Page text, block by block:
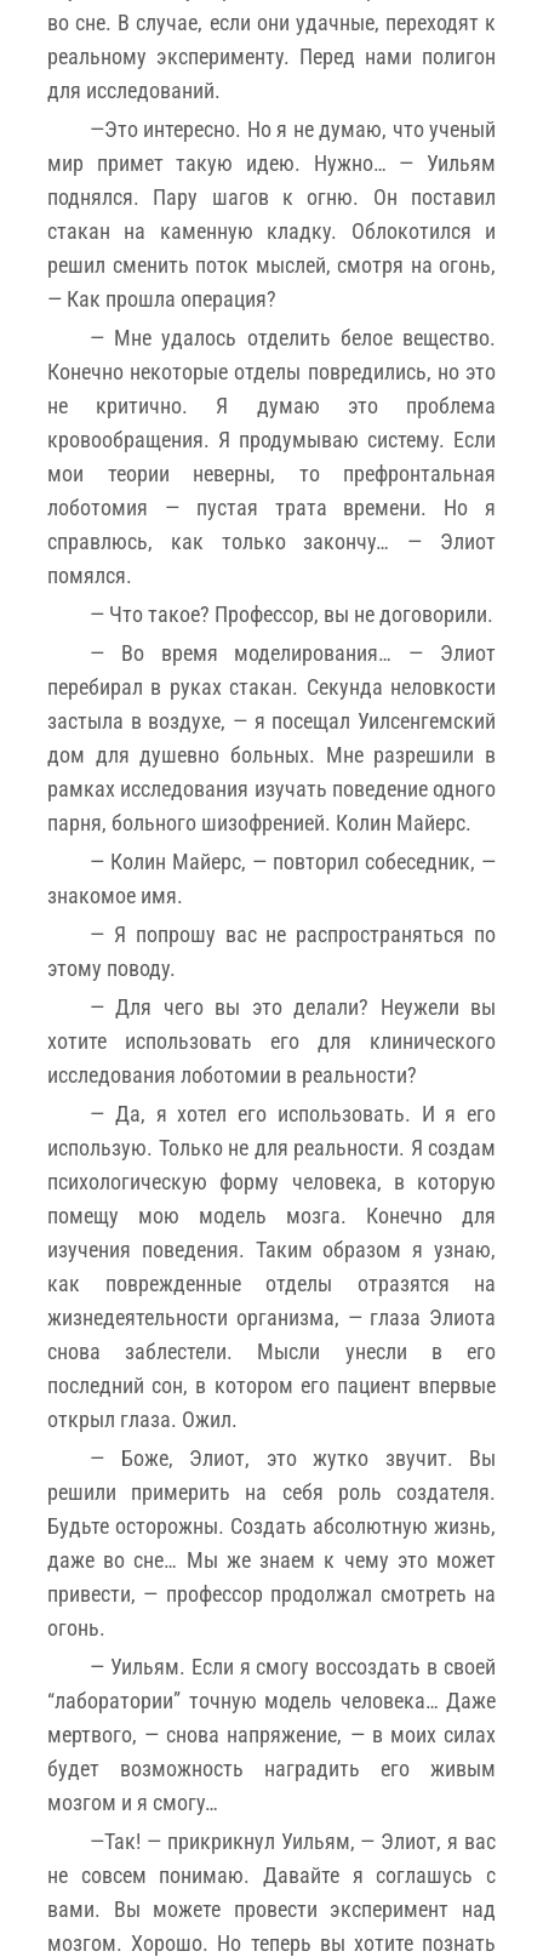
во сне. В случае, если они удачные, переходят к
реальному эксперименту. Перед нами полигон
для исследований.
—Это интересно. Но я не думаю, что ученый
мир примет такую идею. Нужно… — Уильям
поднялся. Пару шагов к огню. Он поставил
стакан на каменную кладку. Облокотился и
решил сменить поток мыслей, смотря на огонь,
— Как прошла операция?
— Мне удалось отделить белое вещество.
Конечно некоторые отделы повредились, но это
не критично. Я думаю это проблема
кровообращения. Я продумываю систему. Если
мои теории неверны, то префронтальная
лоботомия — пустая трата времени. Но я
справлюсь, как только закончу… — Элиот
помялся.
— Что такое? Профессор, вы не договорили.
— Во время моделирования… — Элиот
перебирал в руках стакан. Секунда неловкости
застыла в воздухе, — я посещал Уилсенгемский
дом для душевно больных. Мне разрешили в
рамках исследования изучать поведение одного
парня, больного шизофренией. Колин Майерс.
— Колин Майерс, — повторил собеседник, —
знакомое имя.
— Я попрошу вас не распространяться по
этому поводу.
— Для чего вы это делали? Неужели вы
хотите использовать его для клинического
исследования лоботомии в реальности?
— Да, я хотел его использовать. И я его
использую. Только не для реальности. Я создам
психологическую форму человека, в которую
помещу мою модель мозга. Конечно для
изучения поведения. Таким образом я узнаю,
как поврежденные отделы отразятся на
жизнедеятельности организма, — глаза Элиота
снова заблестели. Мысли унесли в его
последний сон, в котором его пациент впервые
открыл глаза. Ожил.
— Боже, Элиот, это жутко звучит. Вы
решили примерить на себя роль создателя.
Будьте осторожны. Создать абсолютную жизнь,
даже во сне… Мы же знаем к чему это может
привести, — профессор продолжал смотреть на
огонь.
— Уильям. Если я смогу воссоздать в своей
“лаборатории” точную модель человека… Даже
мертвого, — снова напряжение, — в моих силах
будет возможность наградить его живым
мозгом и я смогу…
—Так! — прикрикнул Уильям, — Элиот, я вас
не совсем понимаю. Давайте я соглашусь с
вами. Вы можете провести эксперимент над
мозгом. Хорошо. Но теперь вы хотите познать